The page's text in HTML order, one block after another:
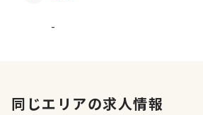
-
同じエリアの求人情報